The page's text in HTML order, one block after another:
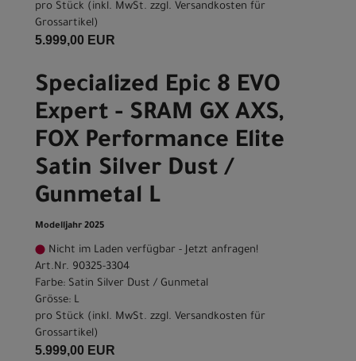
pro Stück (inkl. MwSt. zzgl. Versandkosten für
Grossartikel)
5.999,00 EUR
Specialized Epic 8 EVO
Expert - SRAM GX AXS,
FOX Performance Elite
Satin Silver Dust /
Gunmetal L
Modelljahr 2025
Nicht im Laden verfügbar - Jetzt anfragen!
Art.Nr. 90325-3304
Farbe: Satin Silver Dust / Gunmetal
Grösse: L
pro Stück (inkl. MwSt. zzgl. Versandkosten für
Grossartikel)
5.999,00 EUR